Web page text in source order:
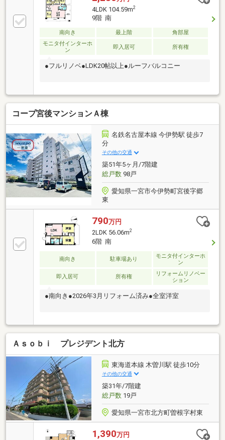
4LDK 104.59m2
9階 南
南向き 最上階
角部屋
モニタ付インターホ
ン
即入居可 所有権
●フルリノベ●LDK20帖以上●ルーフバルコニー
コープ宮後マンションＡ棟
名鉄名古屋本線 今伊勢駅 徒歩7
分
その他の交通
築51年5ヶ月/7階建
総戸数98戸
愛知県一宮市今伊勢町宮後字郷
東
790万円
2LDK 56.06m2
6階 南
南向き 駐車場あり
モニタ付インターホ
ン
即入居可 所有権
リフォームリノベー
ション
●南向き●2026年3月リフォーム済み●全室洋室
Ａｓｏｂｉ プレジデント北方
東海道本線 木曽川駅 徒歩10分
その他の交通
築31年/7階建
総戸数19戸
愛知県一宮市北方町曽根字村東
1,390万円